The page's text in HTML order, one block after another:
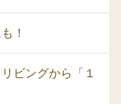
！
ビングから「１